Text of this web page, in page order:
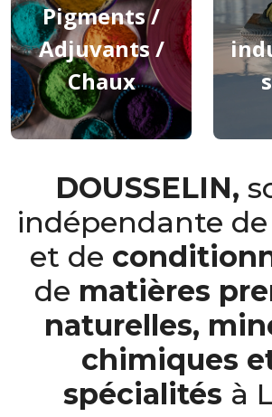
Pigments /
Adjuvants /
Chaux
DOUSSELIN,
indépendante de
et de
de matières
naturelles,
chimiques
spécialités à